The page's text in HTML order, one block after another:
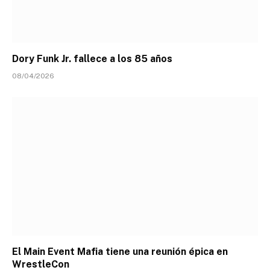
Dory Funk Jr. fallece a los 85 años
08/04/2026
El Main Event Mafia tiene una reunión épica en
WrestleCon